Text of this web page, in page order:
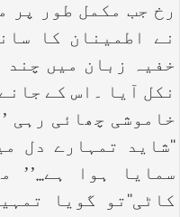
رخ جب مکمل طور پر
نے اطمینان کا
خفیہ زبان میں
نکل آیا ۔اس کے
خاموشی چھائی رہی
‘‘شاید تمہارے دل
سمایا ہوا ہے...’’
کاٹی‘‘تو گویا